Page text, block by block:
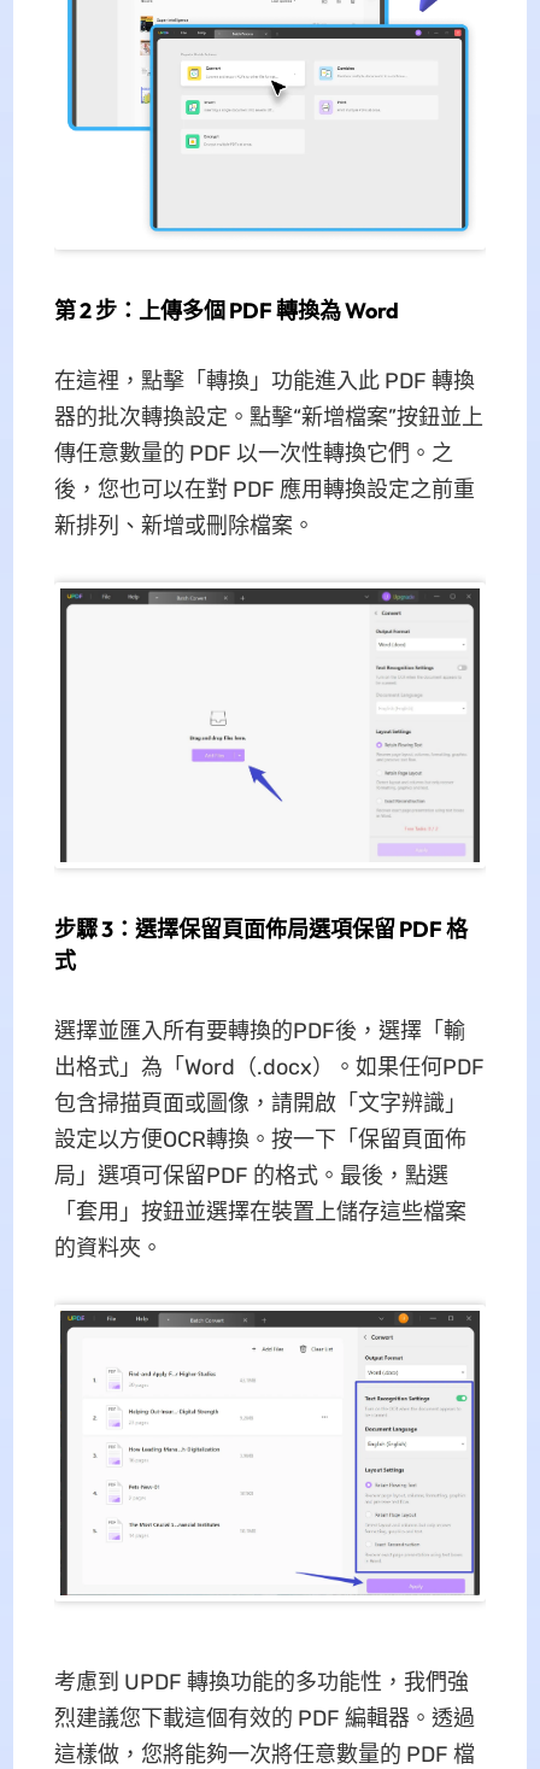
第 2 步：上傳多個 PDF 轉換為 Word
在這裡，點擊「轉換」功能進入此 PDF 轉換
器的批次轉換設定。點擊“新增檔案”按鈕並上
傳任意數量的 PDF 以一次性轉換它們。之
後，您也可以在對 PDF 應用轉換設定之前重
新排列、新增或刪除檔案。
步驟 3：選擇保留頁面佈局選項保留 PDF 格
式
選擇並匯入所有要轉換的PDF後，選擇「輸
出格式」為「Word（.docx）。如果任何PDF
包含掃描頁面或圖像，請開啟「文字辨識」
設定以方便OCR轉換。按一下「保留頁面佈
局」選項可保留PDF 的格式。最後，點選
「套用」按鈕並選擇在裝置上儲存這些檔案
的資料夾。
考慮到 UPDF 轉換功能的多功能性，我們強
烈建議您下載這個有效的 PDF 編輯器。透過
這樣做，您將能夠一次將任意數量的 PDF 檔